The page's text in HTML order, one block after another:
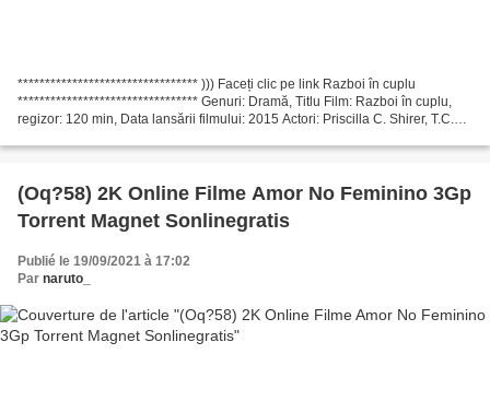
********************************* ))) Faceți clic pe link Razboi în cuplu
********************************* Genuri: Dramă, Titlu Film: Razboi în cuplu,
regizor: 120 min, Data lansării filmului: 2015 Actori: Priscilla C. Shirer, T.C.
(Oq?58) 2K Online Filme Amor No Feminino 3Gp
Torrent Magnet Sonlinegratis
Publié le 19/09/2021 à 17:02
Par naruto_